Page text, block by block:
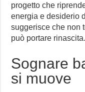
progetto che
energia e desiderio
suggerisce che non
può portare rinascita.
Sognare
si muove